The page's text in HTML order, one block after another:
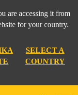
are accessing it from
for your country.
SELECT A
COUNTRY
Plus